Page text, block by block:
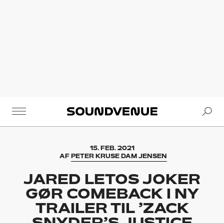
Soundvenue
15. FEB. 2021
AF PETER KRUSE DAM JENSEN
JARED LETOS JOKER
GØR COMEBACK I NY
TRAILER TIL ’ZACK